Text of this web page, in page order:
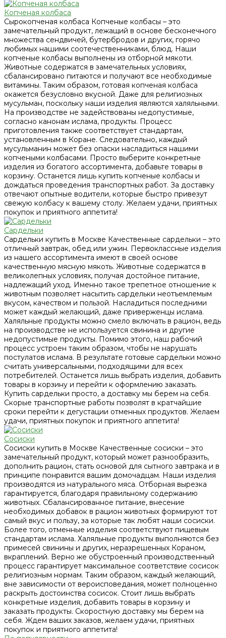
Копченая колбаса
Сырокопченая колбаса Копченые колбасы – это
замечательный продукт, лежащий в основе бесконечного
множества сендвичей, бутербродов и других, горячо
любимых нашими соотечественниками, блюд. Наши
копченые колбасы выполнены из отборной мякоти.
Животные содержатся в замечательных условиях,
сбалансировано питаются и получают все необходимые
витамины. Таким образом, готовая копченая колбаса
окажется безусловно вкусной. Даже для религиозных
мусульман, поскольку наши изделия являются халяльными.
На производстве не задействованы недопустимые,
согласно канонам ислама, продукты. Процесс
приготовления также соответствует стандартам,
установленным в Коране. Следовательно, каждый
мусульманин может без опаски насладиться нашими
копчеными колбасами. Просто выберите конкретные
изделия из богатого ассортимента, добавьте товары в
корзину. Останется лишь купить копченые колбасы и
дождаться проведения транспортных работ. За доставку
отвечают опытные водители, которые быстро привезут
свежую колбасу к вашему столу. Желаем удачи, приятных
покупок и приятного аппетита!
Сардельки
Сардельки купить в Москве Качественные сардельки – это
отличный завтрак, обед или ужин. Первоклассные изделия
из нашего ассортимента имеют в своей основе
качественную мясную мякоть. Животные содержатся в
великолепных условиях, получая достойное питание,
надлежащий уход. Именно такое трепетное отношение к
животным позволяет насытить сардельки неотъемлемым
вкусом, качеством и пользой. Насладиться последними
может каждый желающий, даже приверженцы ислама.
Халяльные продукты можно смело включать в рацион, ведь
на производстве не используется свинина и другие
недопустимые продукты. Помимо этого, наш рабочий
процесс устроен таким образом, чтобы не нарушать
постулатов ислама. В результате готовые сардельки можно
считать универсальными, подходящими для всех
потребителей. Останется лишь выбрать изделия, добавить
товары в корзину и перейти к оформлению заказать.
Купить сардельки просто, а доставку мы берем на себя.
Скорые транспортные работы позволят в кратчайшие
сроки перейти к дегустации отменных продуктов. Желаем
удачи, приятных покупок и приятного аппетита!
Сосиски
Сосиски купить в Москве Качественные сосиски – это
замечательный продукт, который может разнообразить,
дополнить рацион, стать основой для сытного завтрака и в
принципе понравится вашим домочадцам. Наши изделия
производятся из натурального мяса. Отборная вырезка
гарантируется, благодаря правильному содержанию
животных. Сбалансированное питание, внесение
необходимых добавок в рацион животных формируют тот
самый вкус и пользу, за которые так любят наши сосиски.
Более того, отменные изделия соответствуют пищевым
стандартам ислама. Халяльные продукты выполняются без
примесей свинины и других, неразрешенных Кораном,
вкраплений. Верно же обустроенный производственный
процесс гарантирует максимальное соответствие сосисок
религиозным нормам. Таким образом, каждый желающий,
вне зависимости от вероисповедания, может полноценно
раскрыть достоинства сосисок. Стоит лишь выбрать
конкретные изделия, добавить товары в корзину и
заказать продукты. Скоростную доставку мы берем на
себя. Ждем ваших заказов, желаем удачи, приятных
покупок и приятного аппетита!